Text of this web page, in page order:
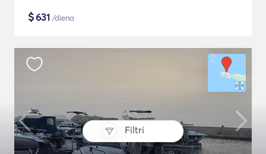
Filtri
$631 /diena